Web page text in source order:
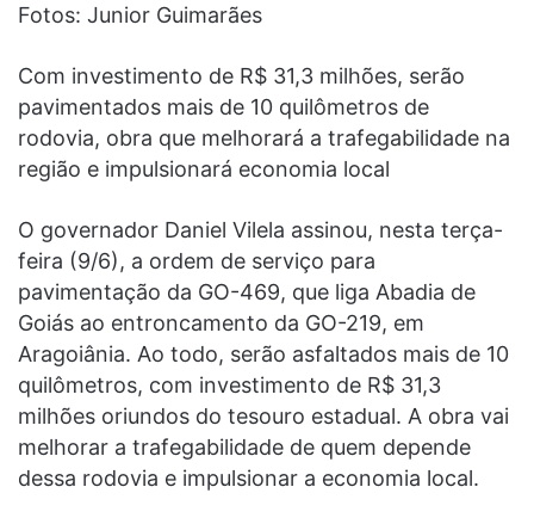
Fotos: Junior Guimarães
Com investimento de R$ 31,3 milhões, serão
pavimentados mais de 10 quilômetros de
rodovia, obra que melhorará a trafegabilidade na
região e impulsionará economia local
O governador Daniel Vilela assinou, nesta terça-
feira (9/6), a ordem de serviço para
pavimentação da GO-469, que liga Abadia de
Goiás ao entroncamento da GO-219, em
Aragoiânia. Ao todo, serão asfaltados mais de 10
quilômetros, com investimento de R$ 31,3
milhões oriundos do tesouro estadual. A obra vai
melhorar a trafegabilidade de quem depende
dessa rodovia e impulsionar a economia local.